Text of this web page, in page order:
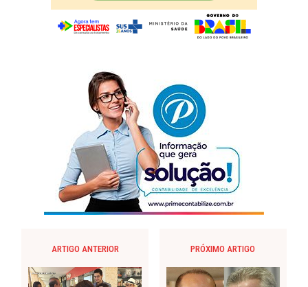
ARTIGO ANTERIOR PRÓXIMO ARTIGO